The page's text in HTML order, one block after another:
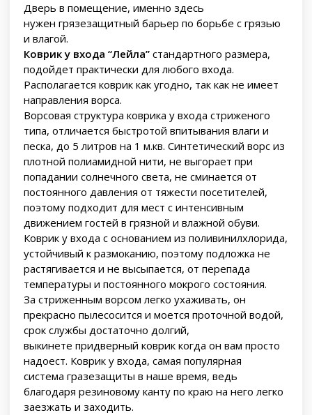
Дверь в помещение, именно здесь
нужен грязезащитный барьер по борьбе с грязью
и влагой.
Коврик у входа “Лейла”стандартного размера,
подойдет практически для любого входа.
Располагается коврик как угодно, так как не имеет
направления ворса.
Ворсовая структура коврика у входа стриженого
типа, отличается быстротой впитывания влаги и
песка, до 5 литров на 1 м.кв. Синтетический ворс из
плотной полиамидной нити, не выгорает при
попадании солнечного света, не сминается от
постоянного давления от тяжести посетителей,
поэтому подходит для мест с интенсивным
движением гостей в грязной и влажной обуви.
Коврик у входа с основанием из поливинилхлорида,
устойчивый к размоканию, поэтому подложка не
растягивается и не высыпается, от перепада
температуры и постоянного мокрого состояния.
За стриженным ворсом легко ухаживать, он
прекрасно пылесосится и моется проточной водой,
срок службы достаточно долгий,
выкинете придверный коврик когда он вам просто
надоест. Коврик у входа, самая популярная
система гразезащиты в наше время, ведь
благодаря резиновому канту по краю на него легко
заезжать и заходить.